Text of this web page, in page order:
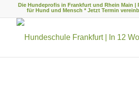
Die Hundeprofis in Frankfurt und Rhein Main |
für Hund und Mensch * Jetzt Termin